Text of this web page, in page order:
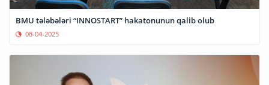
BMU tələbələri “INNOSTART” hakatonunun qalib olub
08-04-2025